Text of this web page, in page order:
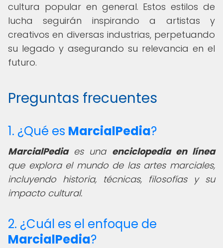
cultura popular en general. Estos estilos de
lucha seguirán inspirando a artistas y
creativos en diversas industrias, perpetuando
su legado y asegurando su relevancia en el
futuro.
Preguntas frecuentes
1. ¿Qué es MarcialPedia?
MarcialPediaes una enciclopedia en línea
que explora el mundo de las artes marciales,
incluyendo historia, técnicas, filosofías y su
impacto cultural.
2. ¿Cuál es el enfoque de
MarcialPedia?